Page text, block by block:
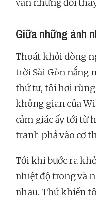
vàn những đổi
Giữa những ánh
Thoát khỏi dòng
trời Sài Gòn nắng
thứ tư, tôi hơi
không gian của
cảm giác ấy tới từ
tranh phả vào cơ
Tới khi bước ra
nhiệt độ trong và
nhau. Thứ khiến